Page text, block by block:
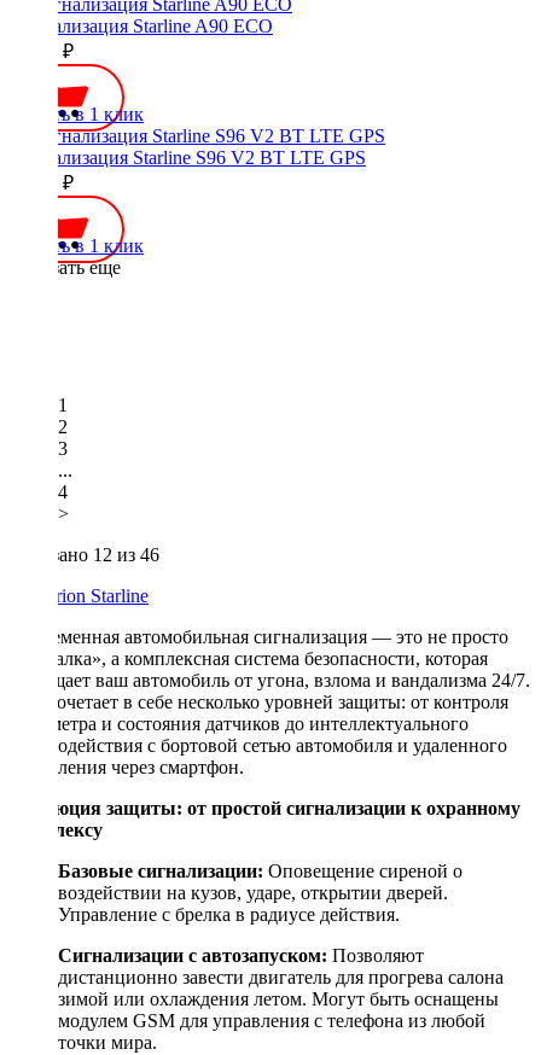
Сигнализация Starline A90 ECO
10950 ₽
Купить в 1 клик
Сигнализация Starline S96 V2 BT LTE GPS
28100 ₽
Купить в 1 клик
Показать еще
1
2
3
...
4
>
Показано 12 из 46
Centurion Starline
Современная автомобильная сигнализация — это не просто
«пищалка», а комплексная система безопасности, которая
защищает ваш автомобиль от угона, взлома и вандализма 24/7.
Она сочетает в себе несколько уровней защиты: от контроля
периметра и состояния датчиков до интеллектуального
взаимодействия с бортовой сетью автомобиля и удаленного
управления через смартфон.
Эволюция защиты: от простой сигнализации к охранному
комплексу
Базовые сигнализации: Оповещение сиреной о
воздействии на кузов, ударе, открытии дверей.
Управление с брелка в радиусе действия.
Сигнализации с автозапуском: Позволяют
дистанционно завести двигатель для прогрева салона
зимой или охлаждения летом. Могут быть оснащены
модулем GSM для управления с телефона из любой
точки мира.